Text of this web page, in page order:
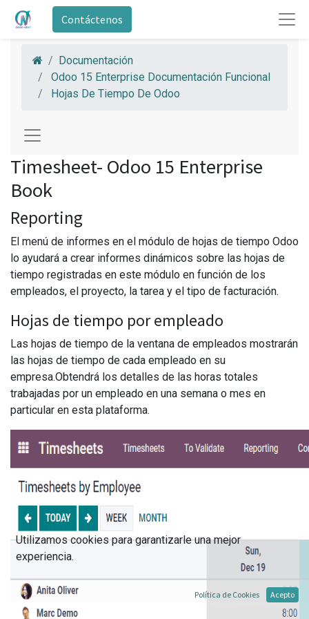
Contáctenos
Documentación
Odoo 15 Enterprise Documentación Funcional
Hojas De Tiempo De Odoo
Timesheet- Odoo 15 Enterprise
Book
Reporting
El menú de informes en el módulo de hojas de tiempo Odoo
lo ayudará a crear informes dinámicos sobre las hojas de
tiempo registradas en este módulo en función de los
empleados, el proyecto, la tarea y el tipo de facturación.
Hojas de tiempo por empleado
Las hojas de tiempo de la ventana de empleados mostrarán
las hojas de tiempo de cada empleado en su
empresa.Obtendrá los detalles de las horas totales
trabajadas por un empleado en una semana o mes en
particular en esta plataforma.
Utilizamos cookies para garantizarle una mejor
experiencia.
Política de Cookies Acepto